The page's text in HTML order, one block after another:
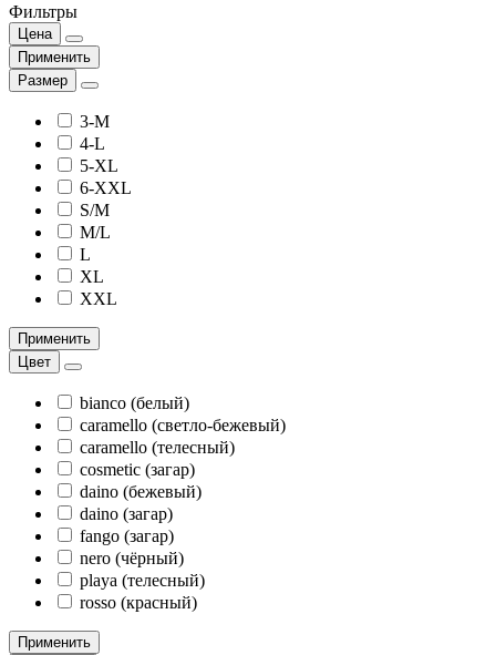
Фильтры
Цена
Применить
Размер
3-M
4-L
5-XL
6-XXL
S/M
M/L
L
XL
XXL
Применить
Цвет
bianco (белый)
caramello (светло-бежевый)
caramello (телесный)
cosmetic (загар)
daino (бежевый)
daino (загар)
fango (загар)
nero (чёрный)
playa (телесный)
rosso (красный)
Применить